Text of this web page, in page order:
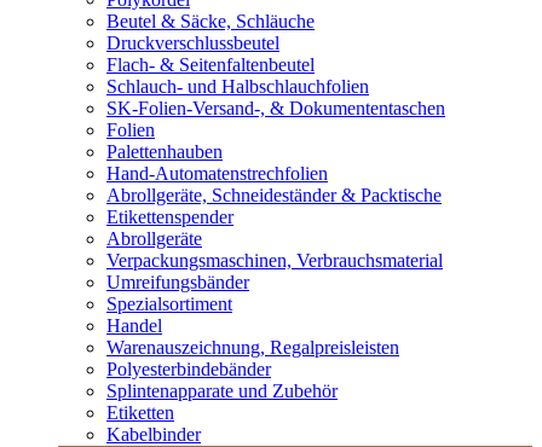
Beutel & Säcke, Schläuche
Druckverschlussbeutel
Flach- & Seitenfaltenbeutel
Schlauch- und Halbschlauchfolien
SK-Folien-Versand-, & Dokumententaschen
Folien
Palettenhauben
Hand-Automatenstrechfolien
Abrollgeräte, Schneideständer & Packtische
Etikettenspender
Abrollgeräte
Verpackungsmaschinen, Verbrauchsmaterial
Umreifungsbänder
Spezialsortiment
Handel
Warenauszeichnung, Regalpreisleisten
Polyesterbindebänder
Splintenapparate und Zubehör
Etiketten
Kabelbinder